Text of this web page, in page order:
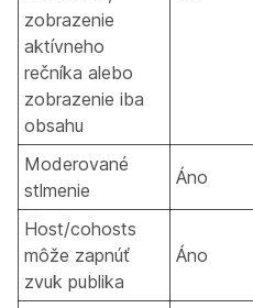
zobrazenie
aktívneho
rečníka alebo
zobrazenie iba
obsahu
Moderované
stlmenie
Áno
Host/cohosts
môže zapnúť
zvuk publika
Áno